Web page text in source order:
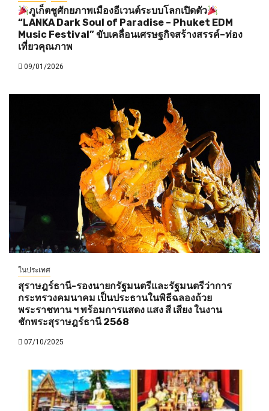
ภูเก็ตชูศักยภาพเมืองอีเวนต์ระบบโลกเปิดตัว
“LANKA Dark Soul of Paradise – Phuket EDM
Music Festival” ขับเคลื่อนเศรษฐกิจสร้างสรรค์–ท่อง
เที่ยวคุณภาพ
09/01/2026
ในประเทศ
สุราษฎร์ธานี-รองนายกรัฐมนตรีและรัฐมนตรีว่าการ
กระทรวงคมนาคม เป็นประธานในพิธีฉลองถ้วย
พระราชทาน ฯ พร้อมการแสดง แสง สี เสียง ในงาน
ชักพระสุราษฎร์ธานี 2568
07/10/2025